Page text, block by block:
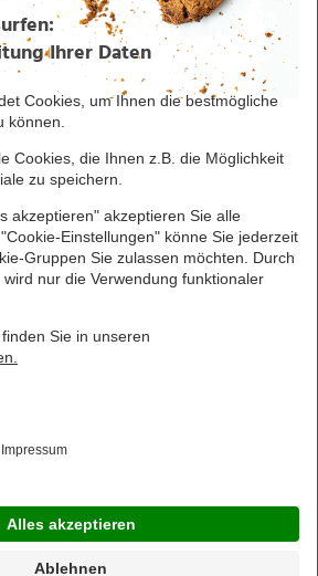
Nach oben
zu! Alle angegebenen Preise in
, Programmier- und
sind vorbehalten.
Lebensmittelfilialbetrieb
Compliance
Filiale auswählen und noch
Angebote entdecken!
Ihre PLZ ein und sehen Sie alle Angebote aus Ihrer
Region.